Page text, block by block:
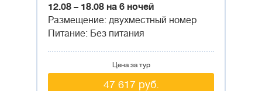
12.08 – 18.08 на 6 ночей
Размещение: двухместный номер
Питание: Без питания
Цена за тур
47 617 руб.